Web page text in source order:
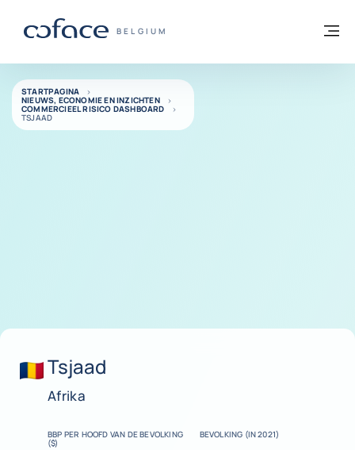
COFACE, FOR TRADE - GROEP WEBSITE
BELGIUM
Terug naar startpagina
STARTPAGINA
NIEUWS, ECONOMIE EN INZICHTEN
COMMERCIEEL RISICO DASHBOARD
TSJAAD
Tsjaad
Afrika
BBP PER HOOFD VAN DE BEVOLKING
($)
BEVOLKING (IN 2021)